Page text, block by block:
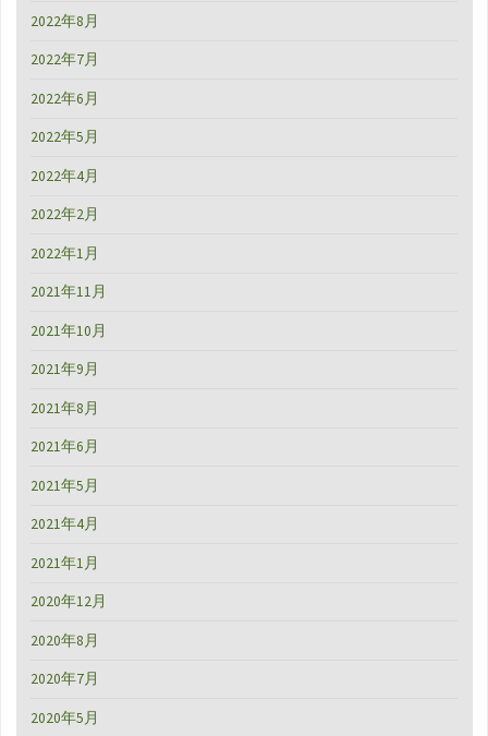
2022年8月
2022年7月
2022年6月
2022年5月
2022年4月
2022年2月
2022年1月
2021年11月
2021年10月
2021年9月
2021年8月
2021年6月
2021年5月
2021年4月
2021年1月
2020年12月
2020年8月
2020年7月
2020年5月